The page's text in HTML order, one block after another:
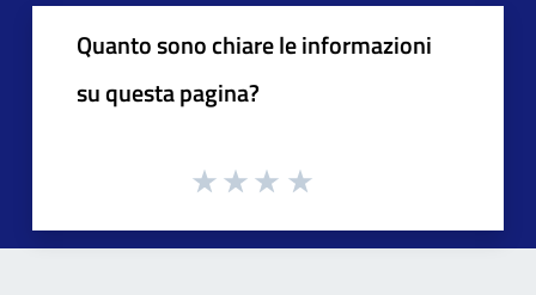
Quanto sono chiare le informazioni
su questa pagina?